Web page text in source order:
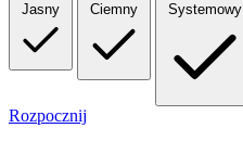
Jasny Ciemny Systemowy
Rozpocznij